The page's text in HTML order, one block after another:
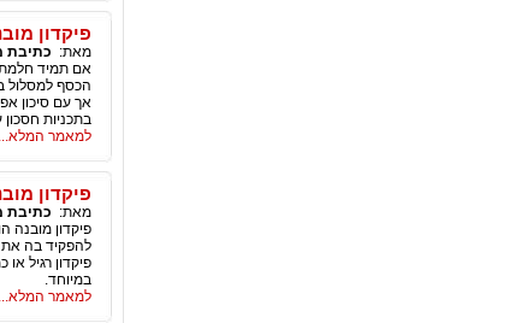
פיקדון
מאת: כתיבת
אם תמיד
הכסף למסלול
אך עם סיכון
בתכניות
למאמר המלא...
פיקדון
מאת: כתיבת
פיקדון מובנה
להפקיד בה את
פיקדון רגיל
במיוחד.
למאמר המלא...